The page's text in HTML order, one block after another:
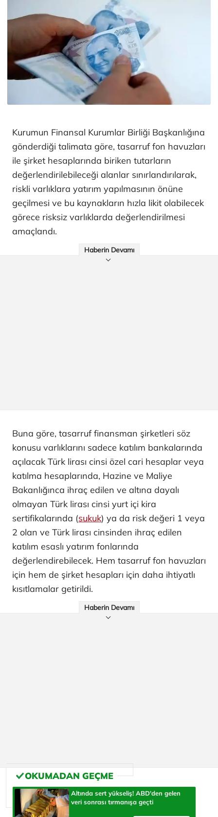
Kurumun Finansal Kurumlar Birliği Başkanlığına
gönderdiği talimata göre, tasarruf fon havuzları
ile şirket hesaplarında biriken tutarların
değerlendirilebileceği alanlar sınırlandırılarak,
riskli varlıklara yatırım yapılmasının önüne
geçilmesi ve bu kaynakların hızla likit olabilecek
görece risksiz varlıklarda değerlendirilmesi
amaçlandı.
Haberin Devamı
Buna göre, tasarruf finansman şirketleri söz
konusu varlıklarını sadece katılım bankalarında
açılacak Türk lirası cinsi özel cari hesaplar veya
katılma hesaplarında, Hazine ve Maliye
Bakanlığınca ihraç edilen ve altına dayalı
olmayan Türk lirası cinsi yurt içi kira
sertifikalarında (sukuk) ya da risk değeri 1 veya
2 olan ve Türk lirası cinsinden ihraç edilen
katılım esaslı yatırım fonlarında
değerlendirebilecek. Hem tasarruf fon havuzları
için hem de şirket hesapları için daha ihtiyatlı
kısıtlamalar getirildi.
Haberin Devamı
Altında sert yükseliş! ABD'den gelen
veri sonrası tırmanışa geçti